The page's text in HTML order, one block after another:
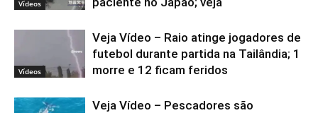
Vídeos
Vídeos
Veja Vídeo – Raio atinge jogadores de
futebol durante partida na Tailândia; 1
morre e 12 ficam feridos
Veja Vídeo – Pescadores são